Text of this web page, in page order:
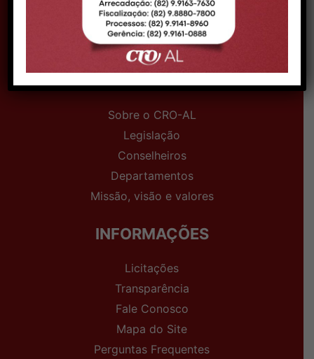
Av. Deputada Ceci Cunha, nº 50,
Bairro Brasília - CEP 57313-085 -
Arapiraca/AL
INSTITUCIONAL
Sobre o CRO-AL
Legislação
Conselheiros
Departamentos
Missão, visão e valores
INFORMAÇÕES
Licitações
Transparência
Fale Conosco
Mapa do Site
Perguntas Frequentes